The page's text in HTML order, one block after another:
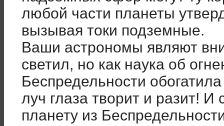
любой части планеты
вызывая токи подземные.
Ваши астрономы являют
светил, но как наука об
Беспредельности
луч глаза творит и разит! И
планету из